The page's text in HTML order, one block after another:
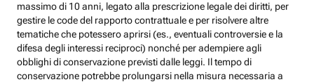
massimo di 10 anni, legato alla prescrizione legale dei diritti, per
gestire le code del rapporto contrattuale e per risolvere altre
tematiche che potessero aprirsi (es., eventuali controversie e la
difesa degli interessi reciproci) nonché per adempiere agli
obblighi di conservazione previsti dalle leggi. Il tempo di
conservazione potrebbe prolungarsi nella misura necessaria a